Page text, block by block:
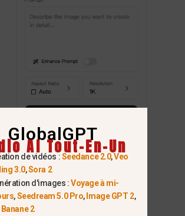
“copier-coller”
GlobalGPT
AI Tout-En-Un
de vidéos :Seedance 2.0,Veo
3.0,Sora 2
d'images :Voyage à mi-
,Seedream 5.0 Pro, Image GPT 2,
Banane 2